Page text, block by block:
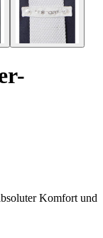
Komfort und